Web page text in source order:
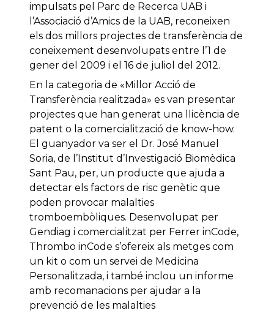
impulsats pel Parc de Recerca UAB i
l’Associació d’Amics de la UAB, reconeixen
els dos millors projectes de transferència de
coneixement desenvolupats entre l’1 de
gener del 2009 i el 16 de juliol del 2012.
En la categoria de «Millor Acció de
Transferència realitzada» es van presentar
projectes que han generat una llicència de
patent o la comercialització de know-how.
El guanyador va ser el Dr. José Manuel
Soria, de l’Institut d’Investigació Biomèdica
Sant Pau, per, un producte que ajuda a
detectar els factors de risc genètic que
poden provocar malalties
tromboembòliques. Desenvolupat per
Gendiag i comercialitzat per Ferrer inCode,
Thrombo inCode s’ofereix als metges com
un kit o com un servei de Medicina
Personalitzada, i també inclou un informe
amb recomanacions per ajudar a la
prevenció de les malalties